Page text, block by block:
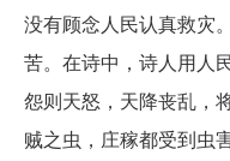
没有顾念人民认真救灾
苦。在诗中，诗人用人
怨则天怒，天降丧乱，
贼之虫，庄稼都受到虫